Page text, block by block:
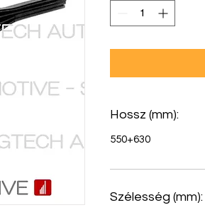
Hossz (mm):
550+630
Szélesség (mm):